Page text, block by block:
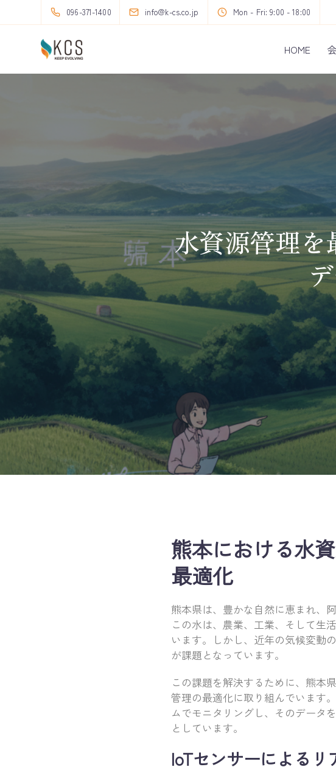
096-371-1400 info@k-cs.co.jp Mon - Fri: 9:00 - 18:00
HOME
水資源管理
熊本における水
最適化
熊本県は、豊かな自然に恵まれ、
この水は、農業、工業、そして生
います。しかし、近年の気候変動
が課題となっています。
この課題を解決するために、熊本
管理の最適化に取り組んでいます
ムでモニタリングし、そのデータ
としています。
IoTセンサーによる